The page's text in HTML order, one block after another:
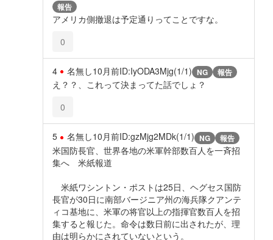
報告
アメリカ側撤退は予定通りってことですな。
0
4 名無し10月前ID:IyODA3Mjg(1/1) NG 報告
え？？、これって決まってた話でしょ？
0
5 名無し10月前ID:gzMjg2MDk(1/1) NG 報告
米国防長官、世界各地の米軍幹部数百人を一斉招
集へ 米紙報道
米紙ワシントン・ポストは25日、ヘグセス国防
長官が30日に南部バージニア州の海兵隊クアンテ
ィコ基地に、米軍の将官以上の指揮官数百人を招
集すると報じた。命令は数日前に出されたが、理
由は明らかにされていないという。